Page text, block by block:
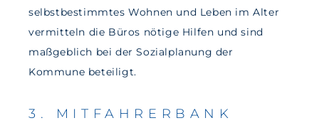
selbstbestimmtes Wohnen und Leben im Alter
vermitteln die Büros nötige Hilfen und sind
maßgeblich bei der Sozialplanung der
Kommune beteiligt.
3. MITFAHRERBANK